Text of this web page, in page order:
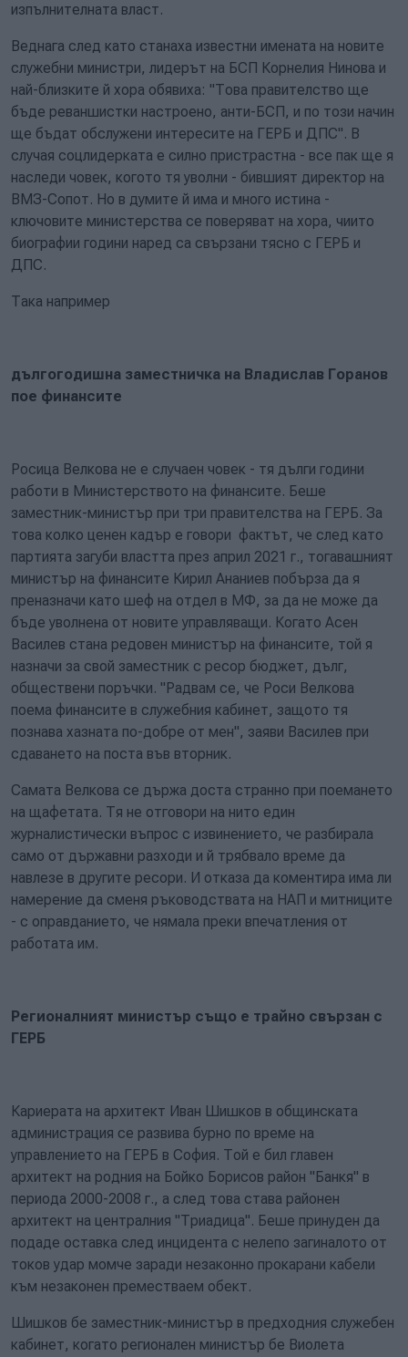
изпълнителната власт.
Веднага след като станаха известни имената на новите
служебни министри, лидерът на БСП Корнелия Нинова и
най-близките й хора обявиха: "Това правителство ще
бъде реваншистки настроено, анти-БСП, и по този начин
ще бъдат обслужени интересите на ГЕРБ и ДПС". В
случая соцлидерката е силно пристрастна - все пак ще я
наследи човек, когото тя уволни - бившият директор на
ВМЗ-Сопот. Но в думите й има и много истина -
ключовите министерства се поверяват на хора, чиито
биографии години наред са свързани тясно с ГЕРБ и
ДПС.
Така например
дългогодишна заместничка на Владислав Горанов
пое финансите
Росица Велкова не е случаен човек - тя дълги години
работи в Министерството на финансите. Беше
заместник-министър при три правителства на ГЕРБ. За
това колко ценен кадър е говори фактът, че след като
партията загуби властта през април 2021 г., тогавашният
министър на финансите Кирил Ананиев побърза да я
преназначи като шеф на отдел в МФ, за да не може да
бъде уволнена от новите управляващи. Когато Асен
Василев стана редовен министър на финансите, той я
назначи за свой заместник с ресор бюджет, дълг,
обществени поръчки. "Радвам се, че Роси Велкова
поема финансите в служебния кабинет, защото тя
познава хазната по-добре от мен", заяви Василев при
сдаването на поста във вторник.
Самата Велкова се държа доста странно при поемането
на щафетата. Тя не отговори на нито един
журналистически въпрос с извинението, че разбирала
само от държавни разходи и й трябвало време да
навлезе в другите ресори. И отказа да коментира има ли
намерение да сменя ръководствата на НАП и митниците
- с оправданието, че нямала преки впечатления от
работата им.
Регионалният министър също е трайно свързан с
ГЕРБ
Кариерата на архитект Иван Шишков в общинската
администрация се развива бурно по време на
управлението на ГЕРБ в София. Той е бил главен
архитект на родния на Бойко Борисов район "Банкя" в
периода 2000-2008 г., а след това става районен
архитект на централния "Триадица". Беше принуден да
подаде оставка след инцидента с нелепо загиналото от
токов удар момче заради незаконно прокарани кабели
към незаконен преместваем обект.
Шишков бе заместник-министър в предходния служебен
кабинет, когато регионален министър бе Виолета